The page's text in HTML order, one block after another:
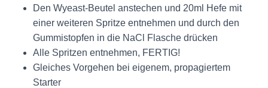
Den Wyeast-Beutel anstechen und 20ml Hefe mit
einer weiteren Spritze entnehmen und durch den
Gummistopfen in die NaCl Flasche drücken
Alle Spritzen entnehmen, FERTIG!
Gleiches Vorgehen bei eigenem, propagiertem
Starter